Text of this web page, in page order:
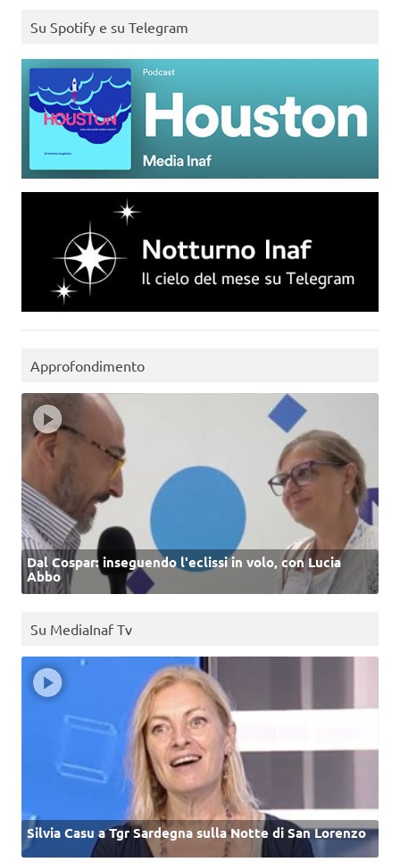
Su Spotify e su Telegram
Approfondimento
Dal Cospar: inseguendo l'eclissi in volo, con Lucia
Abbo
Su MediaInaf Tv
Silvia Casu a Tgr Sardegna sulla Notte di San Lorenzo